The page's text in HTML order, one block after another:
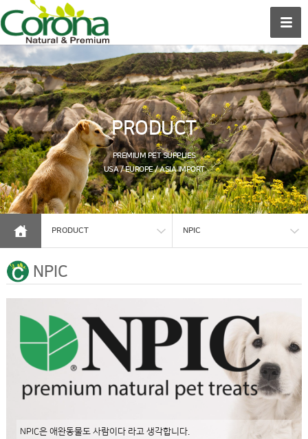
PRODUCT
PREMIUM PET SUPPLIES
USA / EUROPE / ASIA IMPORT
PRODUCT NPIC
NPIC
NPIC은 애완동물도 사람이다 라고 생각합니다.